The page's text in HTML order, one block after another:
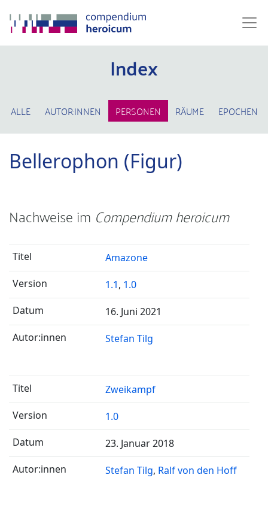
Index
ALLE AUTOR:INNEN PERSONEN RÄUME EPOCHEN
Bellerophon (Figur)
Nachweise im Compendium heroicum
Amazone
1.1, 1.0
16. Juni 2021
Stefan Tilg
Zweikampf
1.0
23. Januar 2018
Stefan Tilg Ralf von den Hoff